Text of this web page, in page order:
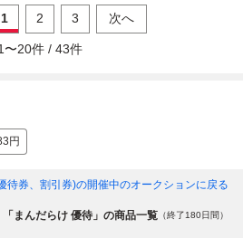
1 2 3 次へ
〜20件 / 43件
円
待券、割引券)の開催中のオークションに戻る
「まんだらけ 優待」の商品一覧 （終了180日間）